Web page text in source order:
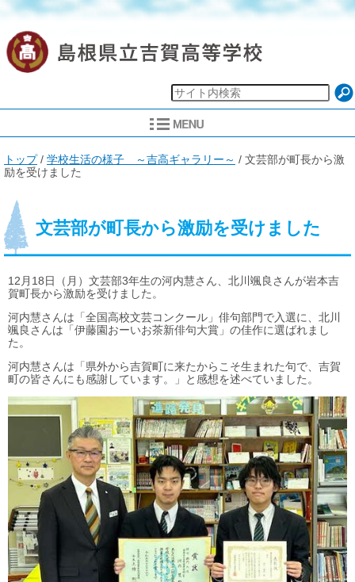
現
在
置：
トップ/ 学校生活の様子 ～吉高ギャラリー～ / 文芸部が町長から激
励を受けました
文芸部が町長から激励を受けました
12月18日（月）文芸部3年生の河内慧さん、北川颯良さんが岩本吉
賀町長から激励を受けました。
河内慧さんは「全国高校文芸コンクール」俳句部門で入選に、北川
颯良さんは「伊藤園おーいお茶新俳句大賞」の佳作に選ばれまし
た。
河内慧さんは「県外から吉賀町に来たからこそ生まれた句で、吉賀
町の皆さんにも感謝しています。」と感想を述べていました。